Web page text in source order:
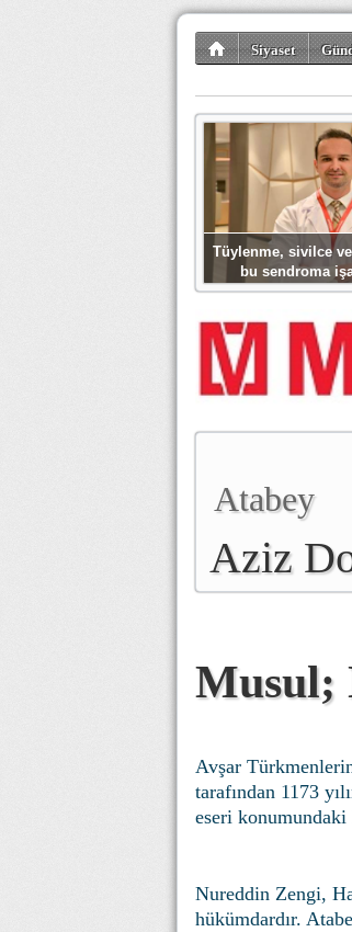
Siyaset
Tüylenme, sivilce
bu sendroma
Atabey
Aziz
Musul;
Avşar
tarafından 1173
eseri
Nureddin Zengi,
hükümdardır.